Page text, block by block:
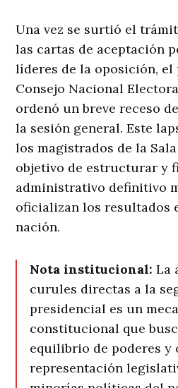
Una vez se surtió el
las cartas de aceptación
líderes de la oposición, el
Consejo Nacional
ordenó un breve receso
la sesión general. Este
los magistrados de la
objetivo de estructurar y
administrativo definitivo
oficializan los resultados
nación.
Nota institucional: La
curules directas a la
presidencial es un
constitucional que
equilibrio de poderes y
representación